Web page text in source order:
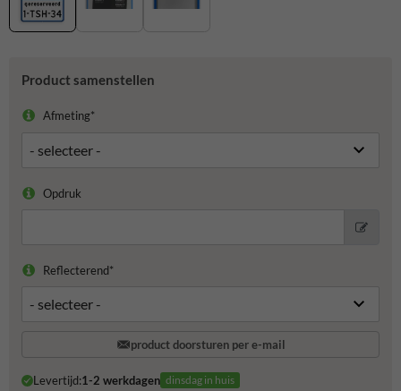
Product samenstellen
Afmeting*
Opdruk
Reflecterend*
product doorsturen per e-mail
Levertijd:1-2 werkdagen dinsdag in huis